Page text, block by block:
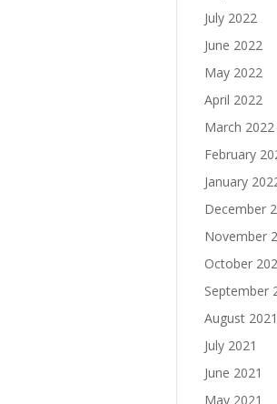
July 2022
June 2022
May 2022
April 2022
March 2022
February
January
December
November
October
September
August 2021
July 2021
June 2021
May 2021